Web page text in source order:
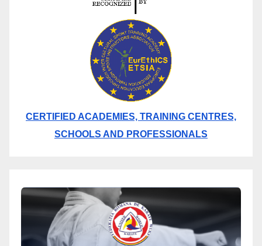
CERTIFIED ACADEMIES, TRAINING CENTRES,
SCHOOLS AND PROFESSIONALS